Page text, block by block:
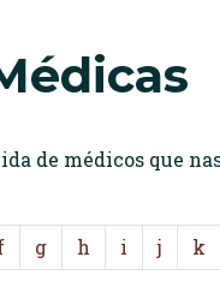
de médicos que
g h i j k